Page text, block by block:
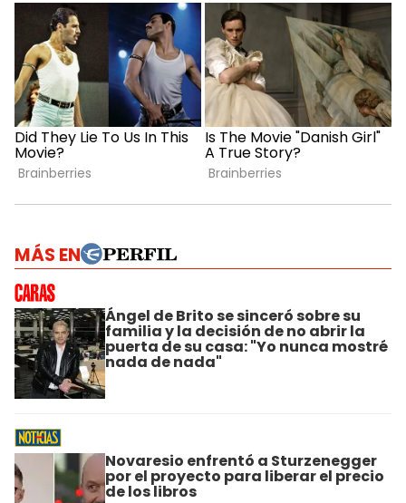
MÁS EN
Ángel de Brito se sinceró sobre su
familia y la decisión de no abrir la
puerta de su casa: "Yo nunca mostré
nada de nada"
Novaresio enfrentó a Sturzenegger
por el proyecto para liberar el precio
de los libros